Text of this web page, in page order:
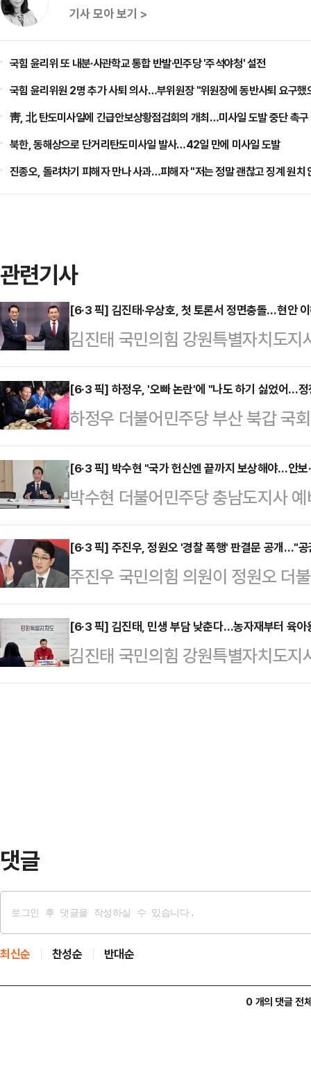
기사 모아 보기 >
국힘 윤리위 또 내분·사관학교 통합 반발·민주당 '주석야청' 설전
국힘 윤리위원 2명 추가 사퇴 의사…부위원장 "위원장에 동반사퇴 요구했
靑, 北 탄도미사일에 긴급안보상황점검회의 개최…미사일 도발 중단 촉구
북한, 동해상으로 단거리탄도미사일 발사…42일 만에 미사일 도발
진종오, 돌려차기 피해자 만나 사과…피해자 "저는 정말 괜찮고 징계 원치
관련기사
[6·3 픽] 김진태·우상호, 첫 토론서 정면충돌…현안
김진태 국민의힘 강원특별자치도
후보가 첫 토론회에서 강원 현안 이
다. 김 후보는 동서고속철 등 주요
도를 따졌고, 우 후보는 김 후보의
입장을 물었다.두 후보는 11일 강
방선거 강원도지사 후보자 토론회
보의 과거 서울시장 출마 당시 발언
됐을까"라고 말했다.…
[6·3 픽] 하정우, '오빠 논란'에 "나도 하기 싫었어…
하정우 더불어민주당 부산 북갑 국
진 '오빠 논란'을 해명하는 과정에
지 않았다"고 주장했다.하 후보는
쇼츠 영상에서 '오빠 논란'을 두고
다.A씨는 하 후보에게 "어떻게 된
빠' 발언에 대해 물었다.이에 하 후
대표가 옆에 와 가지고 '오빠'를 시
[6·3 픽] 박수현 "국가 헌신엔 끝까지 보상해야…안보
박수현 더불어민주당 충남도지사
과 만나 안보와 보훈 의식을 강조하
를 약속했다.박수현 후보는 이날 오
남재향군인회장과 시·군 재향군인
진행했다.대전·충남재향군인회는
15개 시·군회와 187개 읍·면·동
다.박 후보는 이 자리에서 "저도 향
방위사령부에서 소…
[6·3 픽] 주진우, 정원오 '경찰 폭행' 판결문 공개…"
주진우 국민의힘 의원이 정원오 더
일으킨 폭행 사건의 판결문을 공개
지키고 공권력을 존중하라고 말할
11일 페이스북에 정 후보의 과거
사건인데, '봐주기 벌금형'에 그쳤
[6·3 픽] 김진태, 민생 부담 낮춘다…농자재부터 육
김진태 국민의힘 강원특별자치도
감하기 위한 '4대 반값 시리즈' 공약
댓글
최신순 찬성순 반대순
0 개의 댓글 전